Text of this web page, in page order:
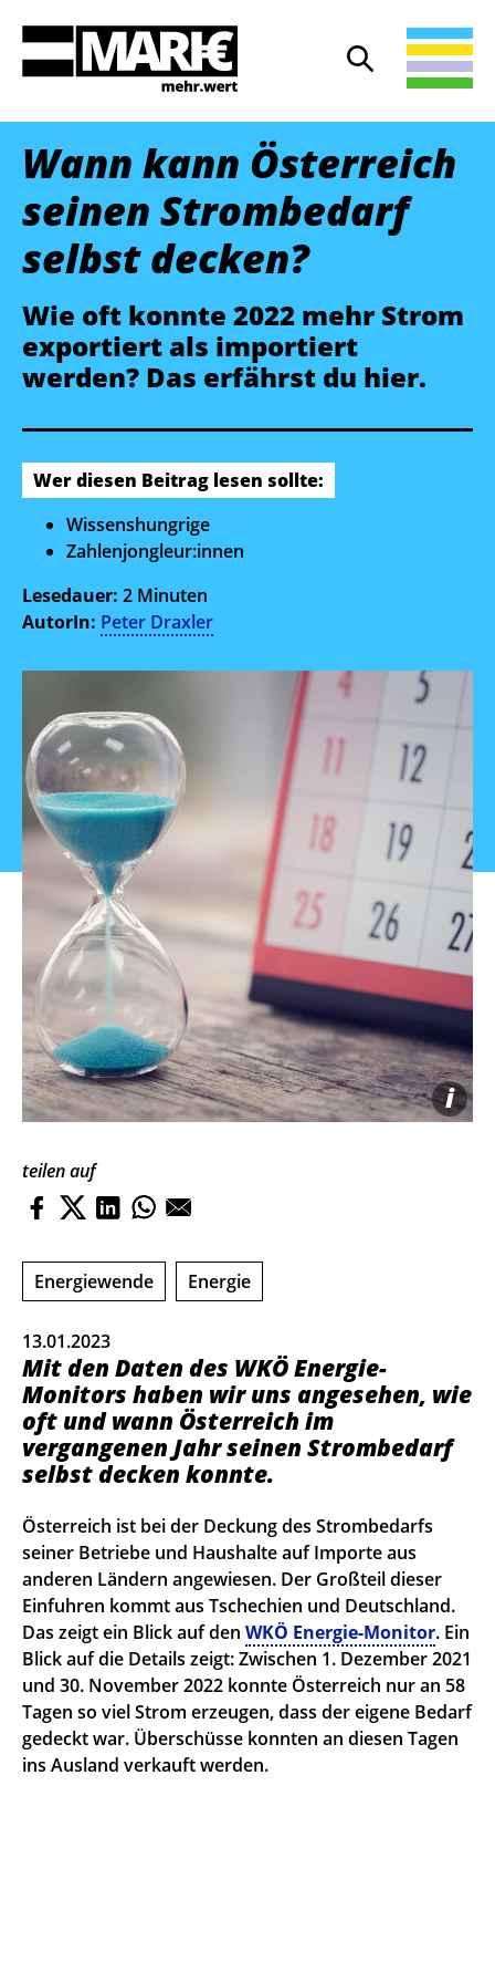
Suche öffnen
Suche
Wann kann Österreich
seinen Strombedarf
selbst decken?
Wie oft konnte 2022 mehr Strom
exportiert als importiert
werden? Das erfährst du hier.
Wer diesen Beitrag lesen sollte:
Wissenshungrige
Zahlenjongleur:innen
Lesedauer: 2 Minuten
AutorIn: Peter Draxler
i
teilen auf
Energiewende Energie
13.01.2023
Mit den Daten des WKÖ Energie-
Monitors haben wir uns angesehen, wie
oft und wann Österreich im
vergangenen Jahr seinen Strombedarf
selbst decken konnte.
Österreich ist bei der Deckung des Strombedarfs
seiner Betriebe und Haushalte auf Importe aus
anderen Ländern angewiesen. Der Großteil dieser
Einfuhren kommt aus Tschechien und Deutschland.
Das zeigt ein Blick auf den WKÖ Energie-Monitor. Ein
Blick auf die Details zeigt: Zwischen 1. Dezember 2021
und 30. November 2022 konnte Österreich nur an 58
Tagen so viel Strom erzeugen, dass der eigene Bedarf
gedeckt war. Überschüsse konnten an diesen Tagen
ins Ausland verkauft werden.